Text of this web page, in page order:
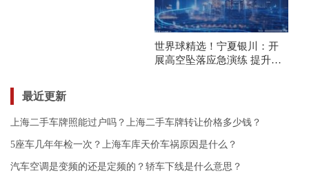
世界球精选！宁夏银川：开
展高空坠落应急演练 提升应
最近更新
上海二手车牌照能过户吗？上海二手车牌转让价格多少钱？
5座车几年年检一次？上海车库天价车祸原因是什么？
汽车空调是变频的还是定频的？轿车下线是什么意思？